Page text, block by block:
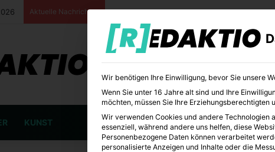
Aktuelle Nachrichten
KUNST
Wir benötigen Ihre Einwilligung, bevor Sie unsere
Wenn Sie unter 16 Jahre alt sind und Ihre
möchten, müssen Sie Ihre Erziehungsberechtigten
Wir verwenden Cookies und andere Technologien
essenziell, während andere uns helfen, diese
Personenbezogene Daten können verarbeitet
personalisierte Anzeigen und Inhalte oder die